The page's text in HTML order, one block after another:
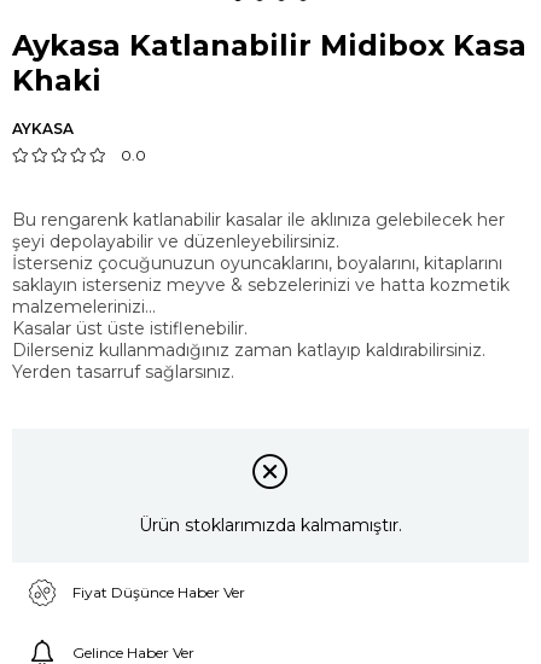
Aykasa Katlanabilir Midibox Kasa
Khaki
AYKASA
0.0
Bu rengarenk katlanabilir kasalar ile aklınıza gelebilecek her
şeyi depolayabilir ve düzenleyebilirsiniz.
İsterseniz çocuğunuzun oyuncaklarını, boyalarını, kitaplarını
saklayın isterseniz meyve & sebzelerinizi ve hatta kozmetik
malzemelerinizi...
Kasalar üst üste istiflenebilir.
Dilerseniz kullanmadığınız zaman katlayıp kaldırabilirsiniz.
Yerden tasarruf sağlarsınız.
Ürün stoklarımızda kalmamıştır.
Fiyat Düşünce Haber Ver
Gelince Haber Ver